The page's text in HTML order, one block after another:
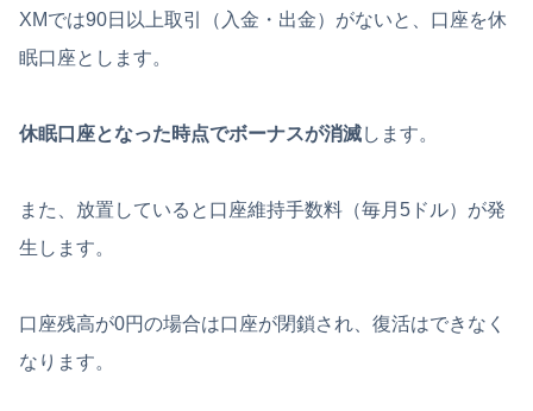
XMでは90日以上取引（入金・出金）がないと、口座を休
眠口座とします。
休眠口座となった時点でボーナスが消滅します。
また、放置していると口座維持手数料（毎月5ドル）が発
生します。
口座残高が0円の場合は口座が閉鎖され、復活はできなく
なります。